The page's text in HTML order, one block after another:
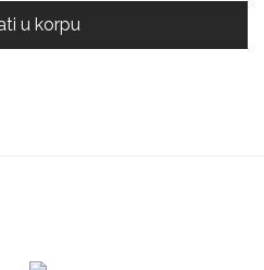
u korpu